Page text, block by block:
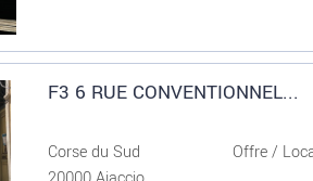
F3 6 RUE CONVENTIONNEL...
Corse du Sud
Offre /